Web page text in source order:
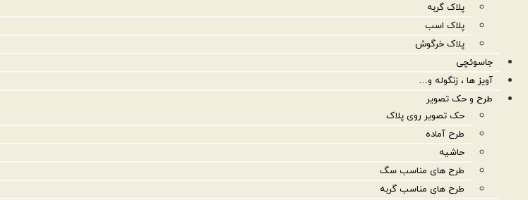
پلاک گربه
پلاک اسب
پلاک خرگوش
جاسوئچی
آویز ها ، زنگوله و…
طرح و حک تصویر
حک تصویر روی پلاک
طرح آماده
حاشیه
طرح های مناسب سگ
طرح های مناسب گربه